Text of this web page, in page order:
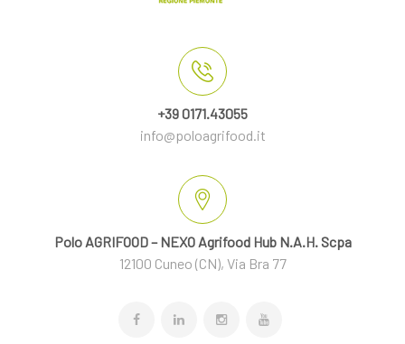
+39 0171.43055
info@poloagrifood.it
Polo AGRIFOOD – NEXO Agrifood Hub N.A.H. Scpa
12100 Cuneo (CN), Via Bra 77